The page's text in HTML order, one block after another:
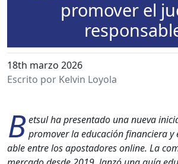
promover el
18th marzo 2026
Escrito por Kelvin Loyola
Bet­sul ha pre­sen­ta­do una nue­va
pro­mover la edu­cación financiera
able entre los apos­ta­dores online. La